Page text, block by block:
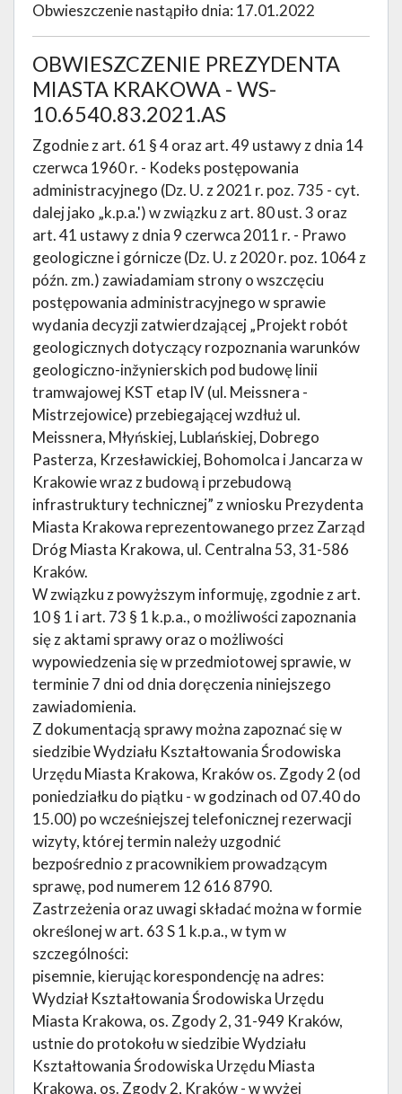
Obwieszczenie nastąpiło dnia: 17.01.2022
OBWIESZCZENIE PREZYDENTA
MIASTA KRAKOWA - WS-
10.6540.83.2021.AS
Zgodnie z art. 61 § 4 oraz art. 49 ustawy z dnia 14
czerwca 1960 r. - Kodeks postępowania
administracyjnego (Dz. U. z 2021 r. poz. 735 - cyt.
dalej jako „k.p.a.') w związku z art. 80 ust. 3 oraz
art. 41 ustawy z dnia 9 czerwca 2011 r. - Prawo
geologiczne i górnicze (Dz. U. z 2020 r. poz. 1064 z
późn. zm.) zawiadamiam strony o wszczęciu
postępowania administracyjnego w sprawie
wydania decyzji zatwierdzającej „Projekt robót
geologicznych dotyczący rozpoznania warunków
geologiczno-inžynierskich pod budowę linii
tramwajowej KST etap IV (ul. Meissnera -
Mistrzejowice) przebiegającej wzdłuż ul.
Meissnera, Młyńskiej, Lublańskiej, Dobrego
Pasterza, Krzesławickiej, Bohomolca i Jancarza w
Krakowie wraz z budową i przebudową
infrastruktury technicznej” z wniosku Prezydenta
Miasta Krakowa reprezentowanego przez Zarząd
Dróg Miasta Krakowa, ul. Centralna 53, 31-586
Kraków.
W związku z powyższym informuję, zgodnie z art.
10 § 1 i art. 73 § 1 k.p.a., o możliwości zapoznania
się z aktami sprawy oraz o możliwości
wypowiedzenia się w przedmiotowej sprawie, w
terminie 7 dni od dnia doręczenia niniejszego
zawiadomienia.
Z dokumentacją sprawy można zapoznać się w
siedzibie Wydziału Kształtowania Środowiska
Urzędu Miasta Krakowa, Kraków os. Zgody 2 (od
poniedziałku do piątku - w godzinach od 07.40 do
15.00) po wcześniejszej telefonicznej rezerwacji
wizyty, której termin należy uzgodnić
bezpośrednio z pracownikiem prowadzącym
sprawę, pod numerem 12 616 8790.
Zastrzeżenia oraz uwagi składać można w formie
określonej w art. 63 S 1 k.p.a., w tym w
szczególności:
pisemnie, kierując korespondencję na adres:
Wydział Kształtowania Środowiska Urzędu
Miasta Krakowa, os. Zgody 2, 31-949 Kraków,
ustnie do protokołu w siedzibie Wydziału
Kształtowania Środowiska Urzędu Miasta
Krakowa, os. Zgody 2, Kraków - w wyżej